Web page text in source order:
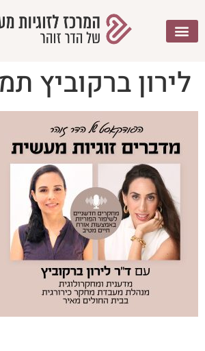
לירון ברקוביץ